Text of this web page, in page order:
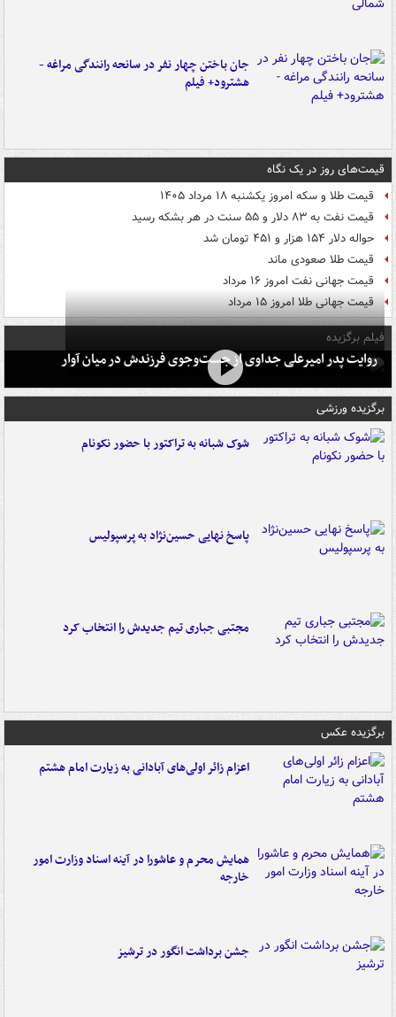
جان باختن چهار نفر در سانحه رانندگی مراغه -
هشترود+ فیلم
قیمت‌های روز در یک نگاه
قیمت طلا و سکه امروز یکشنبه ۱۸ مرداد ۱۴۰۵
قیمت نفت به ۸۳ دلار و ۵۵ سنت در هر بشکه رسید
حواله دلار ۱۵۴ هزار و ۴۵۱ تومان شد
قیمت طلا صعودی ماند
قیمت جهانی نفت امروز ۱۶ مرداد
قیمت جهانی طلا امروز ۱۵ مرداد
فیلم برگزیده
روایت پدر امیرعلی جداوی از جست‌وجوی فرزندش در میان آوار
برگزیده ورزشی
شوک شبانه به تراکتور با حضور نکونام
پاسخ نهایی حسین‌نژاد به پرسپولیس
مجتبی جباری تیم جدیدش را انتخاب کرد
برگزیده عکس
اعزام زائر اولی‌های آبادانی به زیارت امام هشتم
همایش محرم و عاشورا در آینه اسناد وزارت امور
خارجه
جشن برداشت انگور در ترشیز